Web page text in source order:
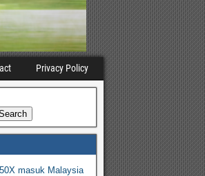
Privacy Policy
masuk Malaysia